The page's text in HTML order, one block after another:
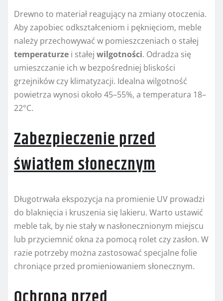
Drewno to materiał reagujący na zmiany otoczenia.
Aby zapobiec odkształceniom i pęknięciom, meble
należy przechowywać w pomieszczeniach o stałej
temperaturze i stałej wilgotności. Odradza się
umieszczanie ich w bezpośredniej bliskości
grzejników czy klimatyzacji. Idealna wilgotność
powietrza wynosi około 45–55%, a temperatura 18–
22°C.
Zabezpieczenie przed
światłem słonecznym
Długotrwała ekspozycja na promienie UV prowadzi
do blaknięcia i kruszenia się lakieru. Warto ustawić
meble tak, by nie stały w nasłonecznionym miejscu
lub przyciemnić okna za pomocą rolet czy zasłon. W
razie potrzeby można zastosować specjalne folie
chroniące przed promieniowaniem słonecznym.